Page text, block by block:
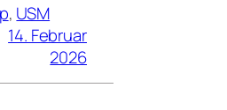
, USM
14. Februar
2026